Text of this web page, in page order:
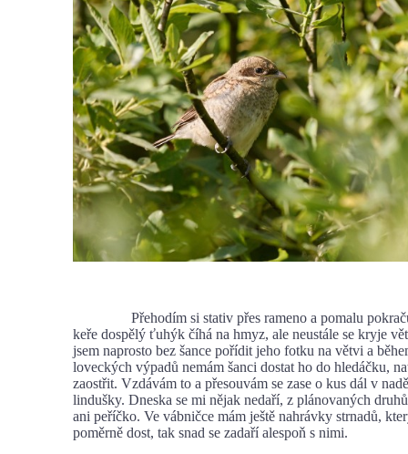
Přehodím si stativ přes rameno a pomalu
keře dospělý ťuhýk číhá na hmyz, ale neustále se kryje
jsem naprosto bez šance pořídit jeho fotku na větvi a
loveckých výpadů nemám šanci dostat ho do hledáčku,
zaostřit. Vzdávám to a přesouvám se zase o kus dál v
lindušky. Dneska se mi nějak nedaří, z plánovaných
ani peříčko. Ve vábničce mám ještě nahrávky strnadů,
poměrně dost, tak snad se zadaří alespoň s nimi.